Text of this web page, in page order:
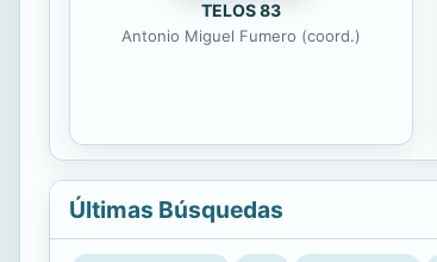
TELOS 83
Antonio Miguel Fumero (coord.)
Últimas Búsquedas